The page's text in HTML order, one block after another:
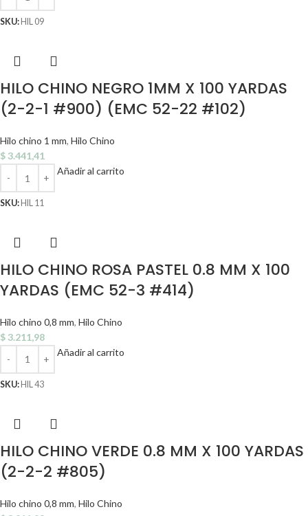
SKU: HIL 09
HILO CHINO NEGRO 1MM X 100 YARDAS
(2-2-1 #900) (EMC 52-22 #102)
Hilo chino 1 mm, Hilo Chino
$ 3.441,41
Añadir al carrito
SKU: HIL 11
HILO CHINO ROSA PASTEL 0.8 MM X 100
YARDAS (EMC 52-3 #414)
Hilo chino 0,8 mm, Hilo Chino
$ 3.211,98
Añadir al carrito
SKU:HIL 43
HILO CHINO VERDE 0.8 MM X 100 YARDAS
(2-2-2 #805)
Hilo chino 0,8 mm, Hilo Chino